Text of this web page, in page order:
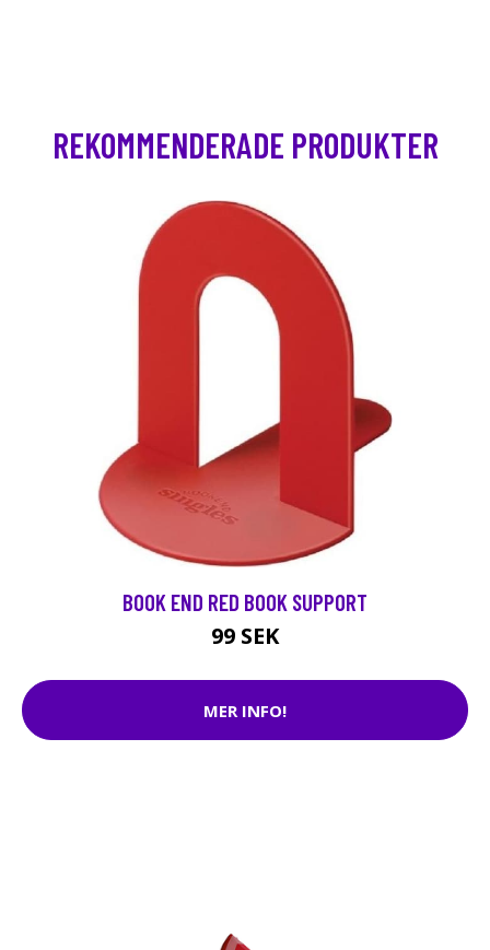
REKOMMENDERADE PRODUKTER
BOOK END RED BOOK SUPPORT
99 SEK
MER INFO!